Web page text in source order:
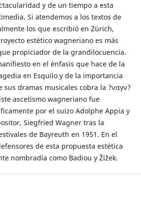
y de un tiempo a esta
Si atendemos a los textos de
los que escribió en Zürich,
estético wagneriano es más
propiciador de la grandilocuencia.
en el énfasis que hace de la
en Esquilo y de la importancia
dramas musicales cobra la ?ναγν?
ascetismo wagneriano fue
por el suizo Adolphe Appia y
Siegfried Wagner tras la
de Bayreuth en 1951. En el
de esta propuesta estética
nombradía como Badiou y Žižek.